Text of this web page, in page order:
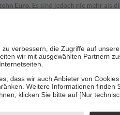
Euro. Es sind jedoch nie mehr als
keine Zuzahlungen an bei: